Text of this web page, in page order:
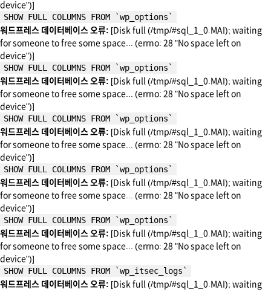
device")]
SHOW FULL COLUMNS FROM `wp_options`
워드프레스 데이터베이스 오류: [Disk full (/tmp/#sql_1_0.MAI); waiting
for someone to free some space... (errno: 28 "No space left on
device")]
SHOW FULL COLUMNS FROM `wp_options`
워드프레스 데이터베이스 오류: [Disk full (/tmp/#sql_1_0.MAI); waiting
for someone to free some space... (errno: 28 "No space left on
device")]
SHOW FULL COLUMNS FROM `wp_options`
워드프레스 데이터베이스 오류: [Disk full (/tmp/#sql_1_0.MAI); waiting
for someone to free some space... (errno: 28 "No space left on
device")]
SHOW FULL COLUMNS FROM `wp_options`
워드프레스 데이터베이스 오류: [Disk full (/tmp/#sql_1_0.MAI); waiting
for someone to free some space... (errno: 28 "No space left on
device")]
SHOW FULL COLUMNS FROM `wp_options`
워드프레스 데이터베이스 오류: [Disk full (/tmp/#sql_1_0.MAI); waiting
for someone to free some space... (errno: 28 "No space left on
device")]
SHOW FULL COLUMNS FROM `wp_itsec_logs`
워드프레스 데이터베이스 오류: [Disk full (/tmp/#sql_1_0.MAI); waiting